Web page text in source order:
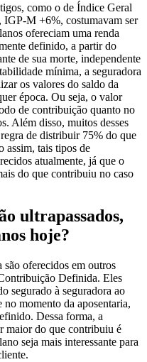
como o de Índice Geral
IGP-M +6%, costumavam ser
ofereciam uma renda
definido, a partir do
de sua morte, independente
mínima, a seguradora
os valores do saldo da
época. Ou seja, o valor
de contribuição quanto no
Além disso, muitos desses
de distribuir 75% do que
assim, tais tipos de
atualmente, já que o
do que contribuiu no caso
ultrapassados,
hoje?
oferecidos em outros
Definida. Eles
segurado à seguradora ao
momento da aposentaria,
Dessa forma, a
maior do que contribuiu é
seja mais interessante para